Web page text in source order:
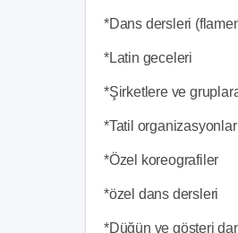
*Dans dersleri
*Latin geceleri
*Şirketlere ve
*Tatil
*Özel koreografiler
*özel dans dersleri
*Düğün ve gösteri